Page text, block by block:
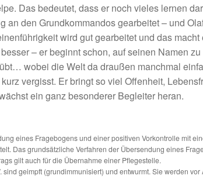
Das bedeutet, dass er noch vieles lernen
an den Grundkommandos gearbeitet – und
wird gut gearbeitet und das
– er beginnt schon, auf seinen Namen
wobei die Welt da draußen manchmal
vergisst. Er bringt so viel Offenheit,
ein ganz besonderer Begleiter heran.
eines Fragebogens und einer positiven Vorkontrolle mit
Das grundsätzliche Verfahren der Übersendung eines
gilt auch für die Übernahme einer Pflegestelle.
sind geimpft (grundimmunisiert) und entwurmt. Sie werden